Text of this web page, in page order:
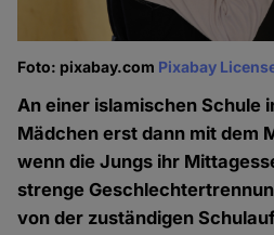
Foto: pixabay.com Pixabay
An einer islamischen Schule
Mädchen erst dann mit dem
wenn die Jungs ihr
strenge
von der zuständigen